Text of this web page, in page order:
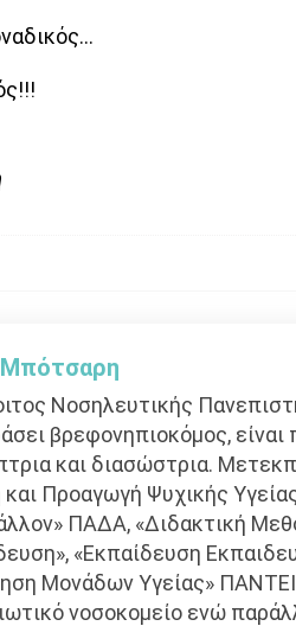
Νοσηλευτικής
βρεφονηπιοκόμος, είναι
και διασώστρια.
Προαγωγή Ψυχικής
ΠΑΔΑ, «Διδακτική
«Εκπαίδευση
Μονάδων Υγείας»
νοσοκομείο ενώ